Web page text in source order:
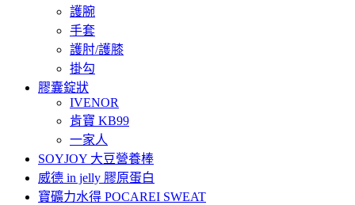
護腕
手套
護肘/護膝
掛勾
膠囊錠狀
IVENOR
肯寶 KB99
一家人
SOYJOY 大豆營養棒
威德 in jelly 膠原蛋白
寶礦力水得 POCAREI SWEAT